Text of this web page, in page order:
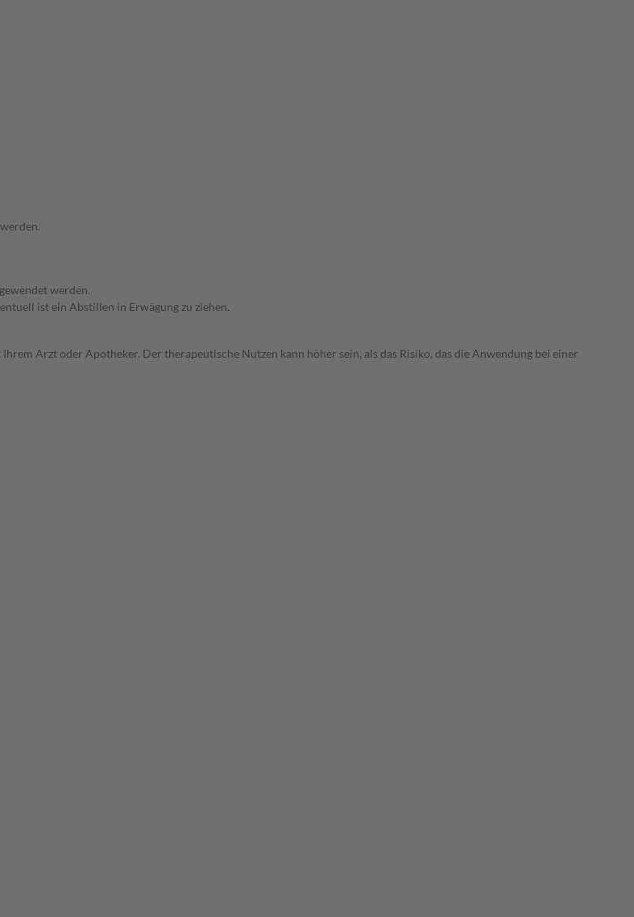
werden.
ist ein Abstillen in Erwägung zu ziehen.
Arzt oder Apotheker. Der therapeutische Nutzen kann höher sein, als das Risiko, das die Anwendung bei einer